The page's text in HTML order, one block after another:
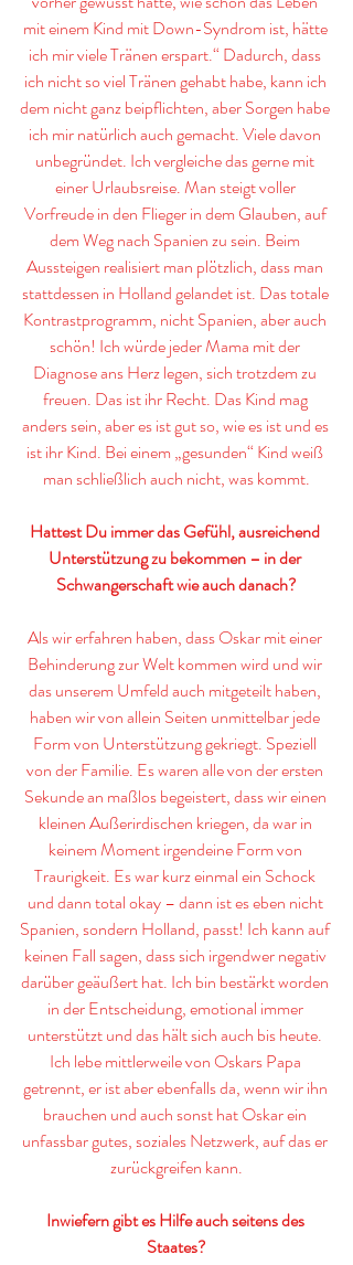
mit einem Kind mit Down-Syndrom ist, hätte
ich mir viele Tränen erspart.“ Dadurch, dass
ich nicht so viel Tränen gehabt habe, kann ich
dem nicht ganz beipflichten, aber Sorgen habe
ich mir natürlich auch gemacht. Viele davon
unbegründet. Ich vergleiche das gerne mit
einer Urlaubsreise. Man steigt voller
Vorfreude in den Flieger in dem Glauben, auf
dem Weg nach Spanien zu sein. Beim
Aussteigen realisiert man plötzlich, dass man
stattdessen in Holland gelandet ist. Das totale
Kontrastprogramm, nicht Spanien, aber auch
schön! Ich würde jeder Mama mit der
Diagnose ans Herz legen, sich trotzdem zu
freuen. Das ist ihr Recht. Das Kind mag
anders sein, aber es ist gut so, wie es ist und es
ist ihr Kind. Bei einem „gesunden“ Kind weiß
man schließlich auch nicht, was kommt.
Hattest Du immer das Gefühl, ausreichend
Unterstützung zu bekommen – in der
Schwangerschaft wie auch danach?
Als wir erfahren haben, dass Oskar mit einer
Behinderung zur Welt kommen wird und wir
das unserem Umfeld auch mitgeteilt haben,
haben wir von allein Seiten unmittelbar jede
Form von Unterstützung gekriegt. Speziell
von der Familie. Es waren alle von der ersten
Sekunde an maßlos begeistert, dass wir einen
kleinen Außerirdischen kriegen, da war in
keinem Moment irgendeine Form von
Traurigkeit. Es war kurz einmal ein Schock
und dann total okay – dann ist es eben nicht
Spanien, sondern Holland, passt! Ich kann auf
keinen Fall sagen, dass sich irgendwer negativ
darüber geäußert hat. Ich bin bestärkt worden
in der Entscheidung, emotional immer
unterstützt und das hält sich auch bis heute.
Ich lebe mittlerweile von Oskars Papa
getrennt, er ist aber ebenfalls da, wenn wir ihn
brauchen und auch sonst hat Oskar ein
unfassbar gutes, soziales Netzwerk, auf das er
zurückgreifen kann.
Inwiefern gibt es Hilfe auch seitens des
Staates?